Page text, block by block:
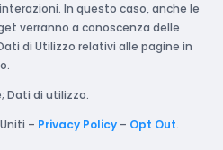
In questo caso, anche le
verranno a conoscenza delle
di Utilizzo relativi alle pagine in
Dati di utilizzo.
– Privacy Policy – Opt Out.